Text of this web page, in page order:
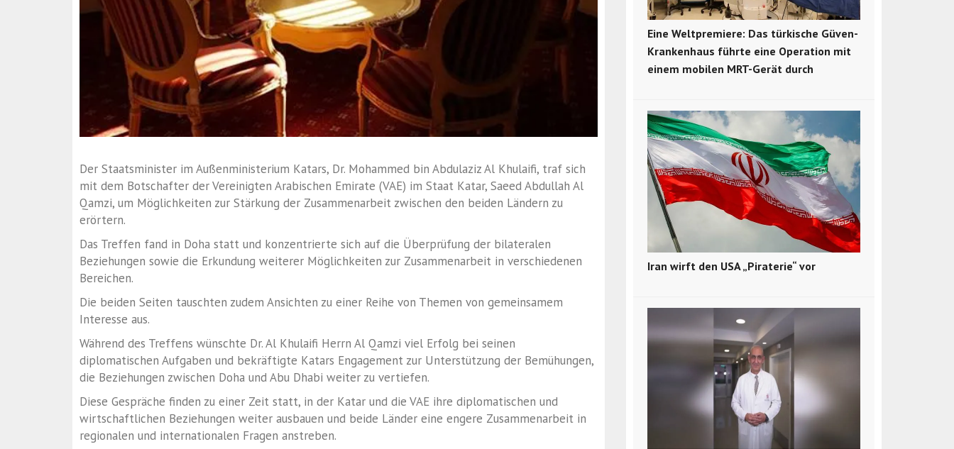
Der Staatsminister im Außenministerium Katars, Dr. Mohammed bin Abdulaziz Al Khulaifi, traf sich
mit dem Botschafter der Vereinigten Arabischen Emirate (VAE) im Staat Katar, Saeed Abdullah Al
Qamzi, um Möglichkeiten zur Stärkung der Zusammenarbeit zwischen den beiden Ländern zu
erörtern.
Das Treffen fand in Doha statt und konzentrierte sich auf die Überprüfung der bilateralen
Beziehungen sowie die Erkundung weiterer Möglichkeiten zur Zusammenarbeit in verschiedenen
Bereichen.
Die beiden Seiten tauschten zudem Ansichten zu einer Reihe von Themen von gemeinsamem
Interesse aus.
Während des Treffens wünschte Dr. Al Khulaifi Herrn Al Qamzi viel Erfolg bei seinen
diplomatischen Aufgaben und bekräftigte Katars Engagement zur Unterstützung der Bemühungen,
die Beziehungen zwischen Doha und Abu Dhabi weiter zu vertiefen.
Diese Gespräche finden zu einer Zeit statt, in der Katar und die VAE ihre diplomatischen und
wirtschaftlichen Beziehungen weiter ausbauen und beide Länder eine engere Zusammenarbeit in
regionalen und internationalen Fragen anstreben.
Eine Weltpremiere: Das türkische Güven-
Krankenhaus führte eine Operation mit
einem mobilen MRT-Gerät durch
Iran wirft den USA „Piraterie“ vor